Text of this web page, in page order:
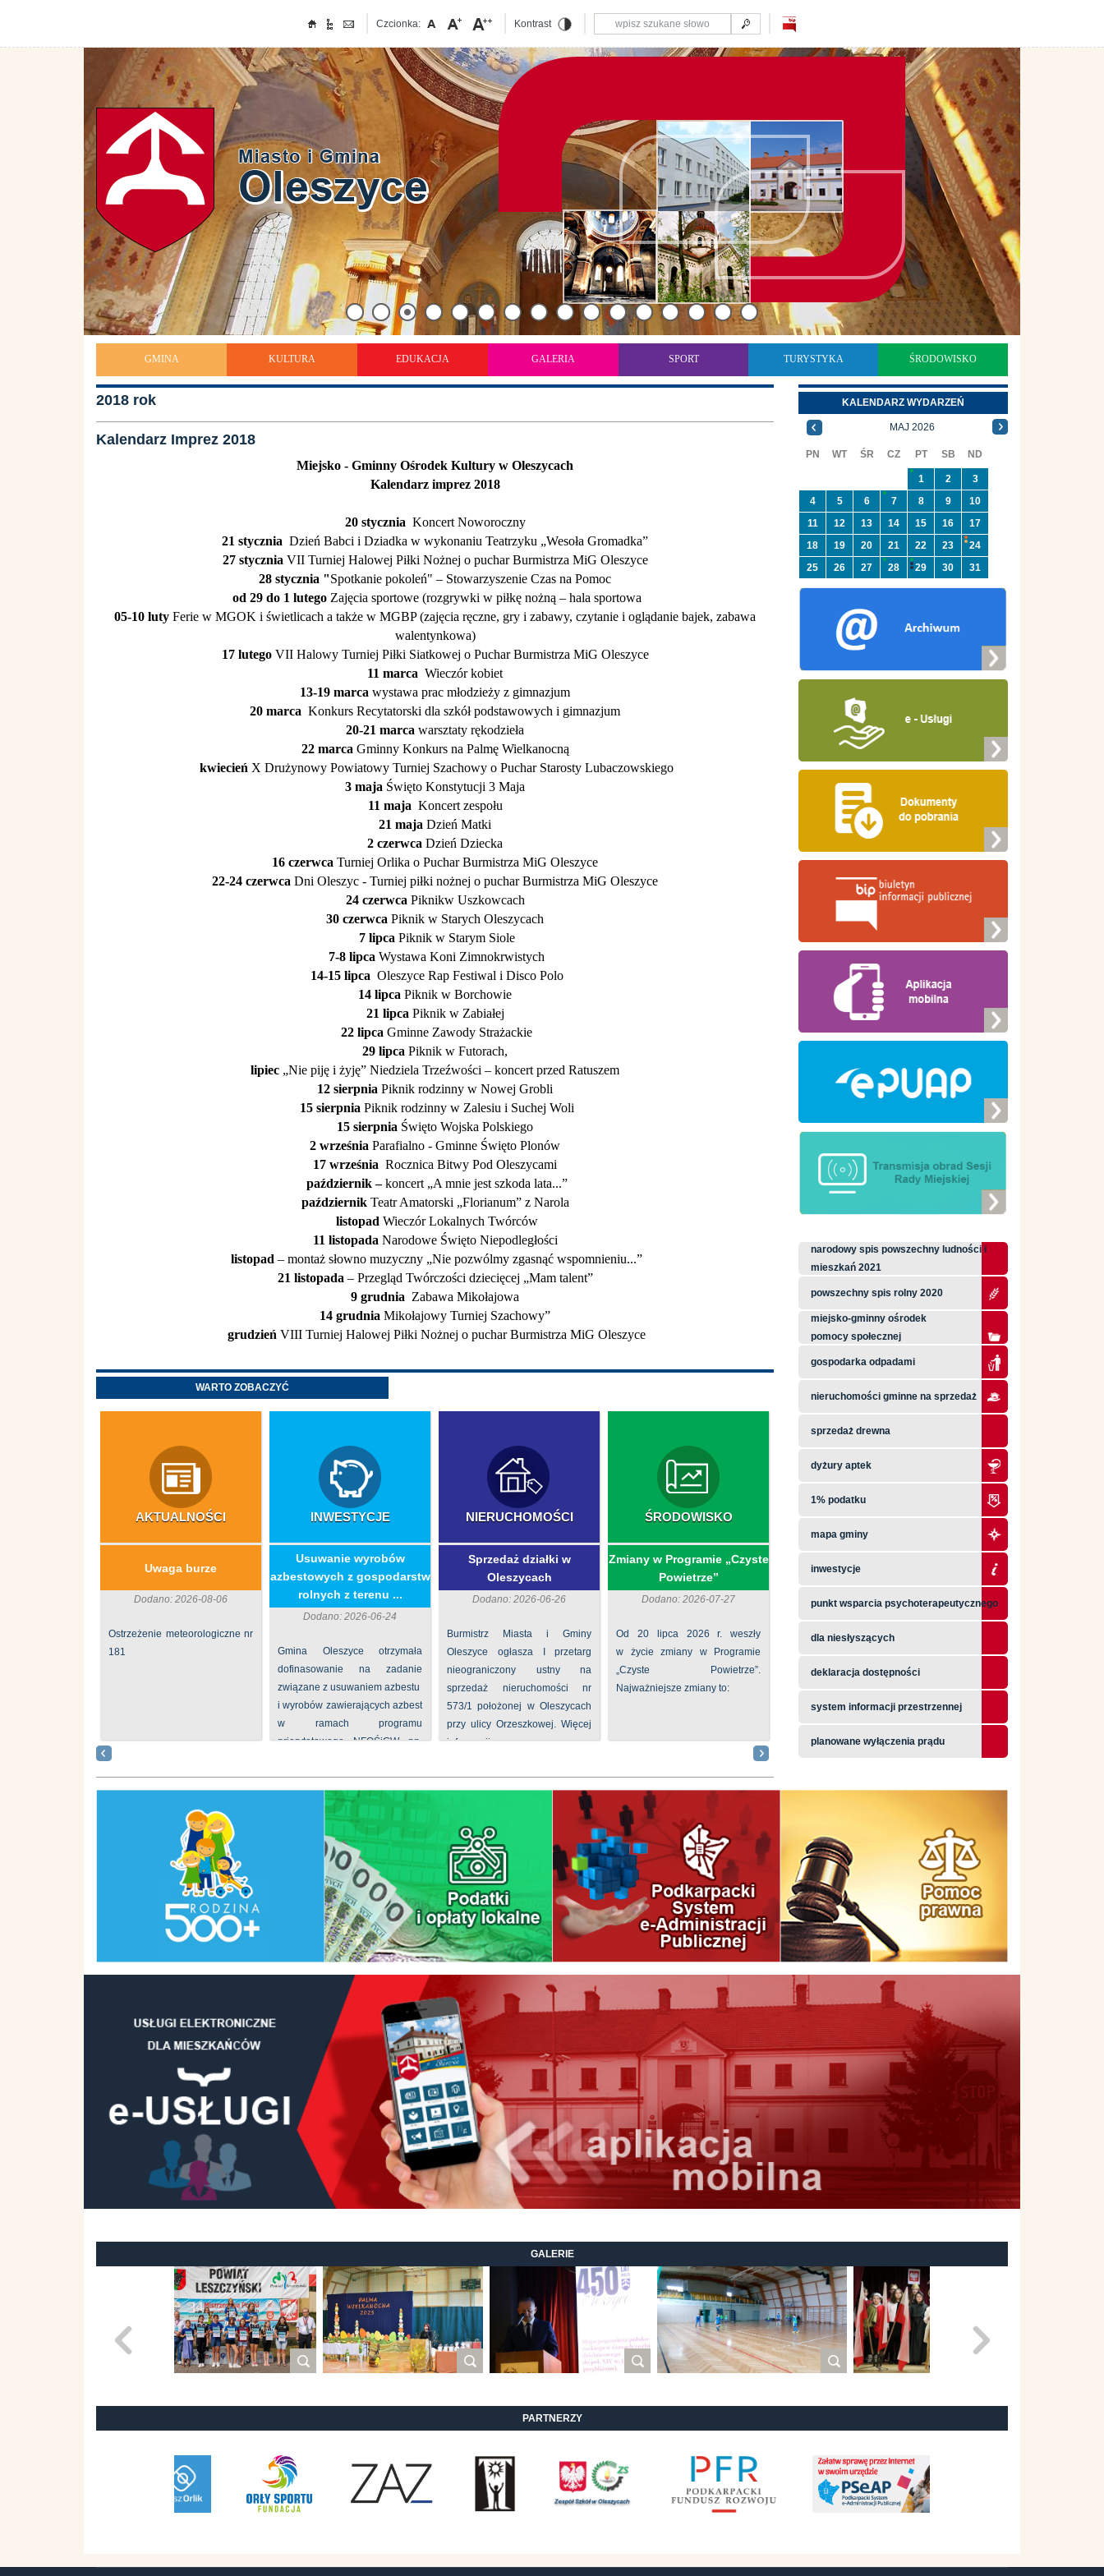
Czcionka: Kontrast
GMINA KULTURA EDUKACJA GALERIA SPORT TURYSTYKA ŚRODOWISKO
2018 rok
Kalendarz Imprez 2018
Miejsko - Gminny Ośrodek Kultury w Oleszycach
Kalendarz imprez 2018
20 stycznia Koncert Noworoczny
21 stycznia Dzień Babci i Dziadka w wykonaniu Teatrzyku „Wesoła Gromadka”
27 stycznia VII Turniej Halowej Piłki Nożnej o puchar Burmistrza MiG Oleszyce
28 stycznia "Spotkanie pokoleń" – Stowarzyszenie Czas na Pomoc
od 29 do 1 lutego Zajęcia sportowe (rozgrywki w piłkę nożną – hala sportowa
05-10 luty Ferie w MGOK i świetlicach a także w MGBP (zajęcia ręczne, gry i zabawy, czytanie i oglądanie bajek, zabawa
walentynkowa)
17 lutego VII Halowy Turniej Piłki Siatkowej o Puchar Burmistrza MiG Oleszyce
11 marca Wieczór kobiet
13-19 marca wystawa prac młodzieży z gimnazjum
20 marca Konkurs Recytatorski dla szkół podstawowych i gimnazjum
20-21 marca warsztaty rękodzieła
22 marca Gminny Konkurs na Palmę Wielkanocną
kwiecień X Drużynowy Powiatowy Turniej Szachowy o Puchar Starosty Lubaczowskiego
3 maja Święto Konstytucji 3 Maja
11 maja Koncert zespołu
21 maja Dzień Matki
2 czerwca Dzień Dziecka
16 czerwca Turniej Orlika o Puchar Burmistrza MiG Oleszyce
22-24 czerwca Dni Oleszyc - Turniej piłki nożnej o puchar Burmistrza MiG Oleszyce
24 czerwca Piknikw Uszkowcach
30 czerwca Piknik w Starych Oleszycach
7 lipca Piknik w Starym Siole
7-8 lipca Wystawa Koni Zimnokrwistych
14-15 lipca Oleszyce Rap Festiwal i Disco Polo
14 lipca Piknik w Borchowie
21 lipca Piknik w Zabiałej
22 lipca Gminne Zawody Strażackie
29 lipca Piknik w Futorach,
lipiec „Nie piję i żyję” Niedziela Trzeźwości – koncert przed Ratuszem
12 sierpnia Piknik rodzinny w Nowej Grobli
15 sierpnia Piknik rodzinny w Zalesiu i Suchej Woli
15 sierpnia Święto Wojska Polskiego
2 września Parafialno - Gminne Święto Plonów
17 września Rocznica Bitwy Pod Oleszycami
październik –koncert „A mnie jest szkoda lata...”
październikTeatr Amatorski „Florianum” z Narola
listopad Wieczór Lokalnych Twórców
11 listopada Narodowe Święto Niepodległości
listopad – montaż słowno muzyczny „Nie pozwólmy zgasnąć wspomnieniu...”
21 listopada – Przegląd Twórczości dziecięcej „Mam talent”
9 grudnia Zabawa Mikołajowa
14 grudnia Mikołajowy Turniej Szachowy”
grudzień VIII Turniej Halowej Piłki Nożnej o puchar Burmistrza MiG Oleszyce
WARTO ZOBACZYĆ
AKTUALNOŚCI
Uwaga burze
Dodano: 2026-08-06
Ostrzeżenie meteorologiczne nr
181
INWESTYCJE
​Usuwanie wyrobów
azbestowych z gospodarstw
rolnych z terenu ...
Dodano: 2026-06-24
Gmina Oleszyce otrzymała
dofinasowanie na zadanie
związane z usuwaniem azbestu
i wyrobów zawierających azbest
w ramach programu
priorytetowego NFOŚiGW pn.
NIERUCHOMOŚCI
Sprzedaż działki w
Oleszycach
Dodano: 2026-06-26
Burmistrz Miasta i Gminy
Oleszyce ogłasza I przetarg
nieograniczony ustny na
sprzedaż nieruchomości nr
573/1 położonej w Oleszycach
przy ulicy Orzeszkowej. Więcej
informacji ...
ŚRODOWISKO
Zmiany w Programie „Czyste
Powietrze”
Dodano: 2026-07-27
Od 20 lipca 2026 r. weszły
w życie zmiany w Programie
„Czyste Powietrze”.
Najważniejsze zmiany to:
KALENDARZ WYDARZEŃ
MAJ 2026
PN WT ŚR CZ PT SB ND
1 2
3
4
5 6 7 8 9
10
11
12 13 14 15 16
17
18
19 20 21 22 23
24
25
26 27 28 29 30 31
narodowy spis powszechny ludności i
mieszkań 2021
powszechny spis rolny 2020
miejsko-gminny ośrodek
pomocy społecznej
gospodarka odpadami
nieruchomości gminne na sprzedaż
sprzedaż drewna
dyżury aptek
1% podatku
mapa gminy
inwestycje
punkt wsparcia psychoterapeutycznego
dla niesłyszących
deklaracja dostępności
system informacji przestrzennej
planowane wyłączenia prądu
GALERIE
PARTNERZY